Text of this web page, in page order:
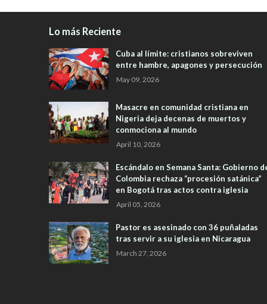
Lo más Reciente
Cuba al límite: cristianos sobreviven
entre hambre, apagones y persecución
May 09, 2026
Masacre en comunidad cristiana en
Nigeria deja decenas de muertos y
conmociona al mundo
April 10, 2026
Escándalo en Semana Santa: Gobierno
Colombia rechaza “procesión satánica”
en Bogotá tras actos contra iglesia
April 05, 2026
Pastor es asesinado con 36 puñaladas
tras servir a su iglesia en Nicaragua
March 27, 2026